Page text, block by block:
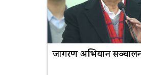
जागरण अभियान